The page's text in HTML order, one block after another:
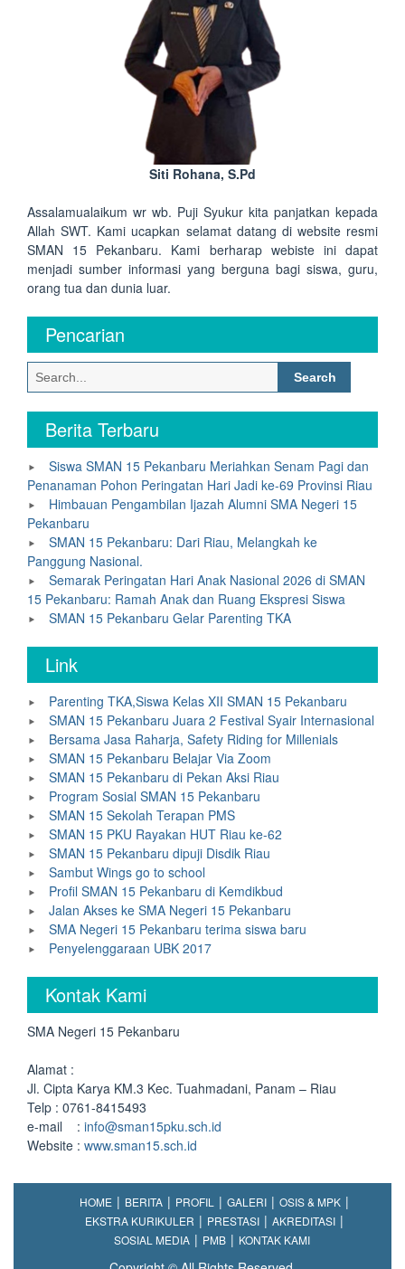
Siti Rohana, S.Pd
Assalamualaikum wr wb. Puji Syukur kita panjatkan kepada
Allah SWT. Kami ucapkan selamat datang di website resmi
SMAN 15 Pekanbaru. Kami berharap webiste ini dapat
menjadi sumber informasi yang berguna bagi siswa, guru,
orang tua dan dunia luar.
Pencarian
Search
for:
Berita Terbaru
Siswa SMAN 15 Pekanbaru Meriahkan Senam Pagi dan
Penanaman Pohon Peringatan Hari Jadi ke-69 Provinsi Riau
Himbauan Pengambilan Ijazah Alumni SMA Negeri 15
Pekanbaru
SMAN 15 Pekanbaru: Dari Riau, Melangkah ke
Panggung Nasional.
Semarak Peringatan Hari Anak Nasional 2026 di SMAN
15 Pekanbaru: Ramah Anak dan Ruang Ekspresi Siswa
SMAN 15 Pekanbaru Gelar Parenting TKA
Link
Parenting TKA,Siswa Kelas XII SMAN 15 Pekanbaru
SMAN 15 Pekanbaru Juara 2 Festival Syair Internasional
Bersama Jasa Raharja, Safety Riding for Millenials
SMAN 15 Pekanbaru Belajar Via Zoom
SMAN 15 Pekanbaru di Pekan Aksi Riau
Program Sosial SMAN 15 Pekanbaru
SMAN 15 Sekolah Terapan PMS
SMAN 15 PKU Rayakan HUT Riau ke-62
SMAN 15 Pekanbaru dipuji Disdik Riau
Sambut Wings go to school
Profil SMAN 15 Pekanbaru di Kemdikbud
Jalan Akses ke SMA Negeri 15 Pekanbaru
SMA Negeri 15 Pekanbaru terima siswa baru
Penyelenggaraan UBK 2017
Kontak Kami
SMA Negeri 15 Pekanbaru
Alamat :
Jl. Cipta Karya KM.3 Kec. Tuahmadani, Panam – Riau
Telp : 0761-8415493
e-mail : info@sman15pku.sch.id
Website : www.sman15.sch.id
HOME BERITA PROFIL GALERI
OSIS & MPK
EKSTRA KURIKULER
PRESTASI
AKREDITASI
SOSIAL MEDIA
PMB KONTAK KAMI